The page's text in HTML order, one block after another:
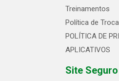
Treinamentos
Política de
POLÍTICA DE
APLICATIVOS
Site Seguro